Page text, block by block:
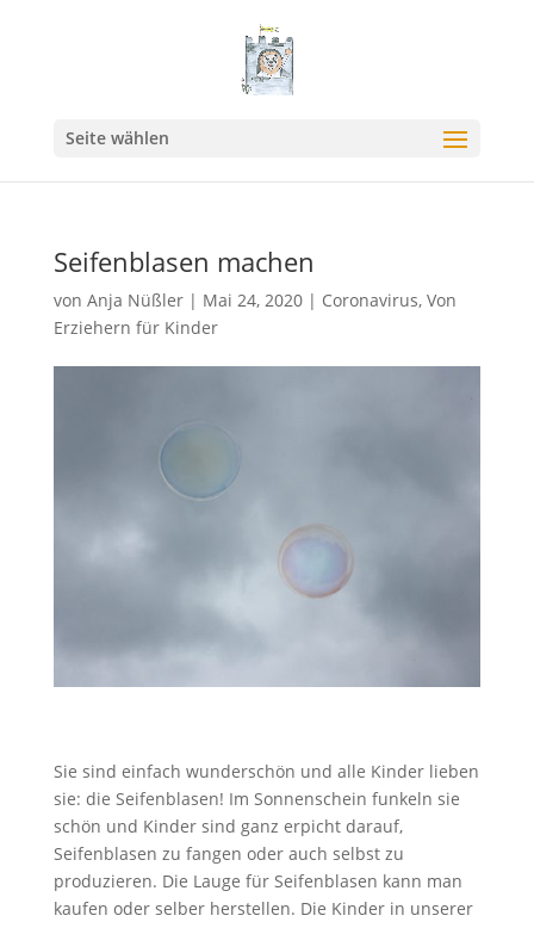
Seite wählen
Seifenblasen machen
von Anja Nüßler| Mai 24, 2020| Coronavirus, Von
Erziehern für Kinder
Sie sind einfach wunderschön und alle Kinder lieben
sie: die Seifenblasen! Im Sonnenschein funkeln sie
schön und Kinder sind ganz erpicht darauf,
Seifenblasen zu fangen oder auch selbst zu
produzieren. Die Lauge für Seifenblasen kann man
kaufen oder selber herstellen. Die Kinder in unserer